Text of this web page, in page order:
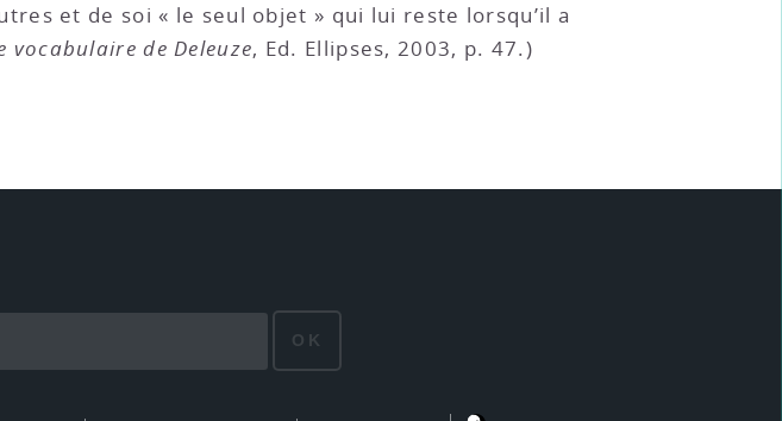
et de soi « le seul objet » qui lui reste lorsqu’il a
vocabulaire de Deleuze, Ed. Ellipses, 2003, p. 47.)
OK